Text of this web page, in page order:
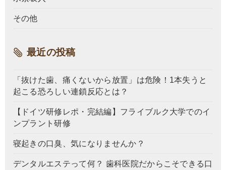
その他
最近の投稿
「抜けた歯、痛くないから放置」は危険！1本失うと
起こる恐ろしい連鎖反応とは？
【ドイツ研修レポ・完結編】フライブルク大学でのイ
ンプラント研修
寝起きの口臭、気になりませんか？
デンタルエステって何？ 歯科医院だからこそできる口